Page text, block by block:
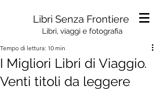
Libri Senza Frontiere
Libri, viaggi e fotografia
I Migliori Libri di Viaggio.
Venti titoli da leggere
Tempo di lettura: 10 min